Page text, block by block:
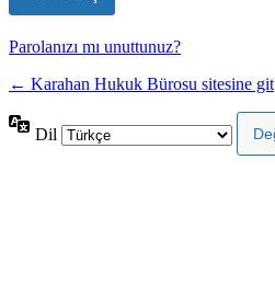
Parolanızı mı unuttunuz?
← Karahan Hukuk Bürosu sitesine git
Dil